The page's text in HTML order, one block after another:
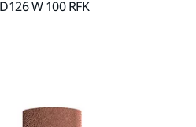
W 100 RFK